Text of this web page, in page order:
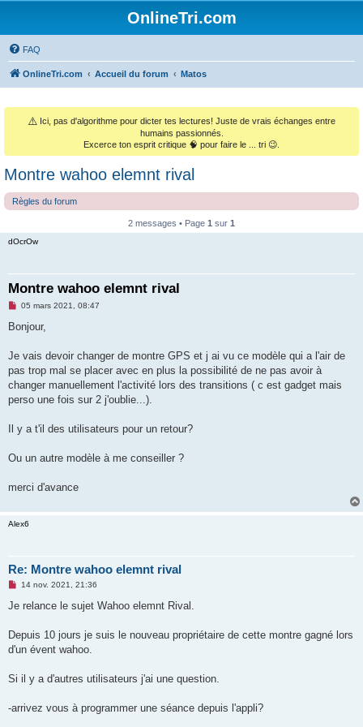
OnlineTri.com
FAQ
OnlineTri.com Accueil du forum Matos
⚠️ Ici, pas d'algorithme pour dicter tes lectures! Juste de vrais échanges entre
humains passionnés.
Excerce ton esprit critique 🧠 pour faire le ... tri 😉.
Montre wahoo elemnt rival
Règles du forum
2 messages • Page 1 sur 1
dOcrOw
Montre wahoo elemnt rival
M
s
g
n
o
l
05 mars 2021, 08:47
Bonjour,
Je vais devoir changer de montre GPS et j ai vu ce modèle qui a l'air de
pas trop mal se placer avec en plus la possibilité de ne pas avoir à
changer manuellement l'activité lors des transitions ( c est gadget mais
perso une fois sur 2 j'oublie...).
Il y a t'il des utilisateurs pour un retour?
Ou un autre modèle à me conseiller ?
merci d'avance
Alex6
Re: Montre wahoo elemnt rival
M
s
g
e
n
14 nov. 2021, 21:36
Je relance le sujet Wahoo elemnt Rival.
Depuis 10 jours je suis le nouveau propriétaire de cette montre gagné lors
d'un évent wahoo.
Si il y a d'autres utilisateurs j'ai une question.
-arrivez vous à programmer une séance depuis l'appli?